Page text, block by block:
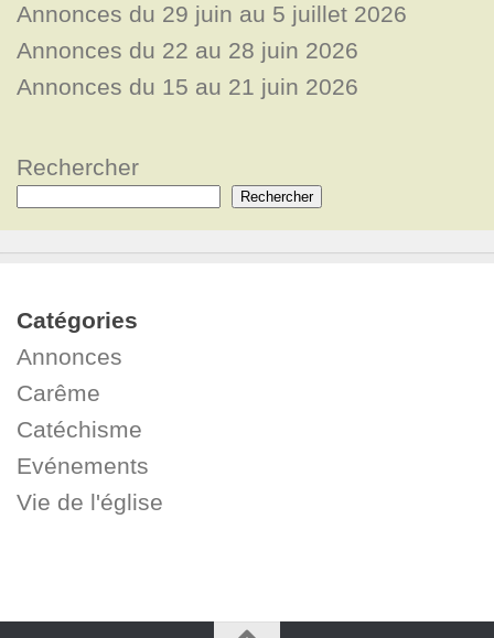
Annonces du 29 juin au 5 juillet 2026
Annonces du 22 au 28 juin 2026
Annonces du 15 au 21 juin 2026
Rechercher
Rechercher
Catégories
Annonces
Carême
Catéchisme
Evénements
Vie de l'église